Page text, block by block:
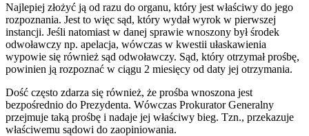
Najlepiej złożyć ją od razu do organu, który jest właściwy do jego
rozpoznania. Jest to więc sąd, który wydał wyrok w pierwszej
instancji. Jeśli natomiast w danej sprawie wnoszony był środek
odwoławczy np. apelacja, wówczas w kwestii ułaskawienia
wypowie się również sąd odwoławczy. Sąd, który otrzymał prośbę,
powinien ją rozpoznać w ciągu 2 miesięcy od daty jej otrzymania.
Dość często zdarza się również, że prośba wnoszona jest
bezpośrednio do Prezydenta. Wówczas Prokurator Generalny
przejmuje taką prośbę i nadaje jej właściwy bieg. Tzn., przekazuje
właściwemu sądowi do zaopiniowania.